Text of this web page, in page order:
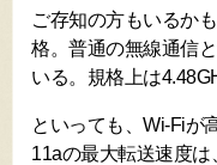
ご存知の方もいるか
格。普通の無線通信
いる。規格上は
といっても、Wi-Fiが
11aの最大転送速度